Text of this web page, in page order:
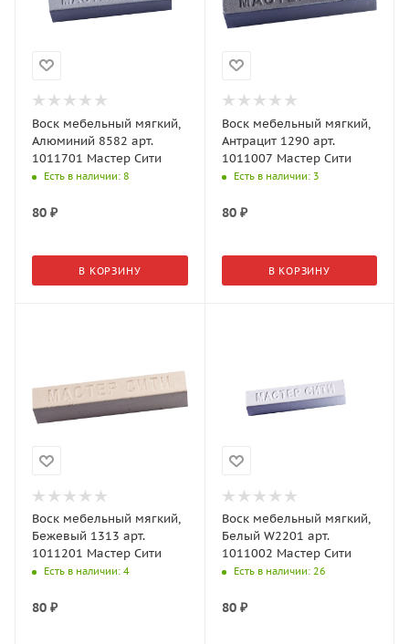
Воск мебельный мягкий,
Алюминий 8582 арт.
1011701 Мастер Сити
Есть в наличии: 8
80 ₽
В КОРЗИНУ
Воск мебельный мягкий,
Антрацит 1290 арт.
1011007 Мастер Сити
Есть в наличии: 3
80₽
В КОРЗИНУ
Воск мебельный мягкий,
Бежевый 1313 арт.
1011201 Мастер Сити
Есть в наличии: 4
80 ₽
Воск мебельный мягкий,
Белый W2201 арт.
1011002 Мастер Сити
Есть в наличии: 26
80₽